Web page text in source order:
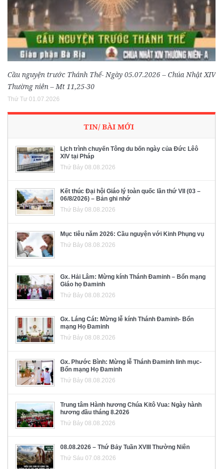
Cầu nguyện trước Thánh Thể- Ngày 05.07.2026 – Chúa Nhật XIV
Thường niên – Mt 11,25-30
Thứ Tư 01.07.2026
TIN/ BÀI MỚI
Lịch trình chuyến Tông du bốn ngày của Đức Lêô
XIV tại Pháp
Thứ Bảy 08.08.2026
Kết thúc Đại hội Giáo lý toàn quốc lần thứ VII (03 –
06/8/2026) – Bản ghi nhớ
Thứ Bảy 08.08.2026
Mục tiêu năm 2026: Cầu nguyện với Kinh Phụng vụ
Thứ Bảy 08.08.2026
Gx. Hải Lâm: Mừng kính Thánh Đaminh – Bổn mạng
Giáo họ Đaminh
Thứ Bảy 08.08.2026
Gx. Láng Cát: Mừng lễ kính Thánh Đaminh- Bổn
mạng Họ Đaminh
Thứ Bảy 08.08.2026
Gx. Phước Bình: Mừng lễ Thánh Đaminh linh mục-
Bổn mạng Họ Đaminh
Thứ Bảy 08.08.2026
Trung tâm Hành hương Chúa Kitô Vua: Ngày hành
hương đầu tháng 8.2026
Thứ Bảy 08.08.2026
08.08.2026 – Thứ Bảy Tuần XVIII Thường Niên
Thứ Sáu 07.08.2026